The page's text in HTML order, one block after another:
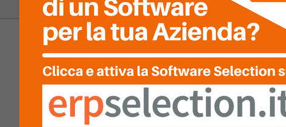
Informativa sulla privacy
Dichiaro di avere letto e acccettato l'informativa